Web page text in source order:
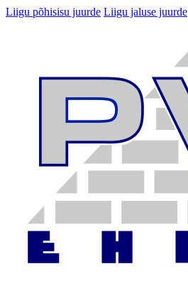
Liigu põhisisu juurde Liigu jaluse juurde